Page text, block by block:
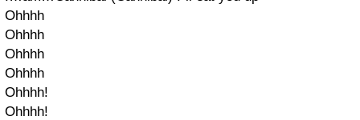
Ohhhh
Ohhhh
Ohhhh
Ohhhh
Ohhhh!
Ohhhh!